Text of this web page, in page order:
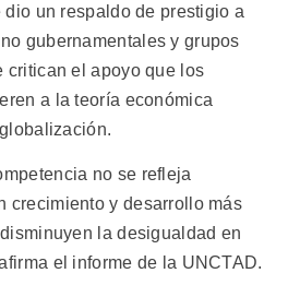
dio un respaldo de prestigio a
gubernamentales y grupos
critican el apoyo que los
a la teoría económica
no se refleja
crecimiento y desarrollo más
la desigualdad en
el informe de la UNCTAD.